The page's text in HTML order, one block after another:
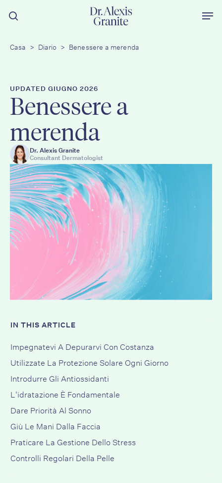
principale
ricerca
Casa > Diario > Benessere a merenda
UPDATED GIUGNO 2026
Benessere a
merenda
Dr. Alexis Granite
Consultant Dermatologist
IN THIS ARTICLE
Impegnatevi A Depurarvi Con Costanza
Utilizzate La Protezione Solare Ogni Giorno
Introdurre Gli Antiossidanti
L'idratazione È Fondamentale
Dare Priorità Al Sonno
Giù Le Mani Dalla Faccia
Praticare La Gestione Dello Stress
Controlli Regolari Della Pelle